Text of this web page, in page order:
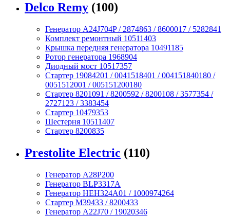
Delco Remy (100)
Генератор A24J704P / 2874863 / 8600017 / 5282841
Комплект ремонтный 10511403
Крышка передняя генератора 10491185
Ротор генератора 1968904
Диодный мост 10517357
Стартер 19084201 / 0041518401 / 004151840180 /
0051512001 / 005151200180
Стартер 8201091 / 8200592 / 8200108 / 3577354 /
2727123 / 3383454
Стартер 10479353
Шестерня 10511407
Стартер 8200835
Prestolite Electric (110)
Генератор A28P200
Генератор BLP3317A
Генератор HEH324A01 / 1000974264
Стартер M39433 / 8200433
Генератор A22J70 / 19020346